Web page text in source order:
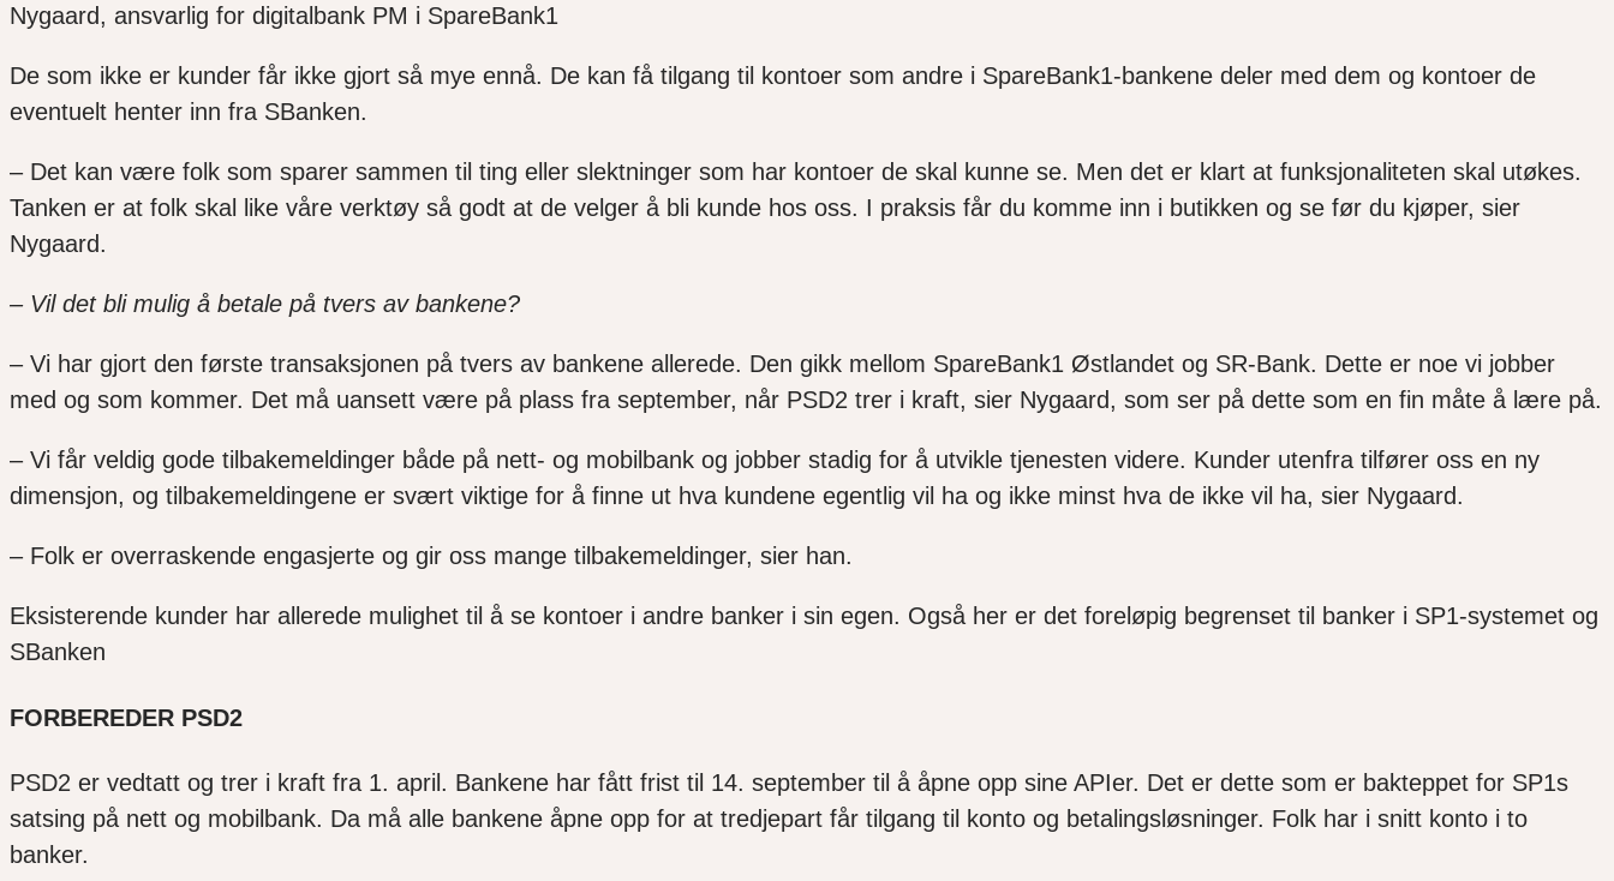
Nygaard, ansvarlig for digitalbank PM i SpareBank1
De som ikke er kunder får ikke gjort så mye ennå. De kan få tilgang til kontoer som andre i SpareBank1-bankene deler med dem og kontoer de
eventuelt henter inn fra SBanken.
– Det kan være folk som sparer sammen til ting eller slektninger som har kontoer de skal kunne se. Men det er klart at funksjonaliteten skal utøkes.
Tanken er at folk skal like våre verktøy så godt at de velger å bli kunde hos oss. I praksis får du komme inn i butikken og se før du kjøper, sier
Nygaard.
– Vil det bli mulig å betale på tvers av bankene?
– Vi har gjort den første transaksjonen på tvers av bankene allerede. Den gikk mellom SpareBank1 Østlandet og SR-Bank. Dette er noe vi jobber
med og som kommer. Det må uansett være på plass fra september, når PSD2 trer i kraft, sier Nygaard, som ser på dette som en fin måte å lære på.
– Vi får veldig gode tilbakemeldinger både på nett- og mobilbank og jobber stadig for å utvikle tjenesten videre. Kunder utenfra tilfører oss en ny
dimensjon, og tilbakemeldingene er svært viktige for å finne ut hva kundene egentlig vil ha og ikke minst hva de ikke vil ha, sier Nygaard.
– Folk er overraskende engasjerte og gir oss mange tilbakemeldinger, sier han.
Eksisterende kunder har allerede mulighet til å se kontoer i andre banker i sin egen. Også her er det foreløpig begrenset til banker i SP1-systemet og
SBanken
FORBEREDER PSD2
PSD2 er vedtatt og trer i kraft fra 1. april. Bankene har fått frist til 14. september til å åpne opp sine APIer. Det er dette som er bakteppet for SP1s
satsing på nett og mobilbank. Da må alle bankene åpne opp for at tredjepart får tilgang til konto og betalingsløsninger. Folk har i snitt konto i to
banker.